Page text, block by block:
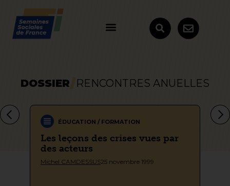
DOSSIER RENCONTRES ANUELLES
ÉDUCATION / FORMATION
Les leçons des crises vues par
des acteurs
Michel CAMDESSUS25 novembre 1999